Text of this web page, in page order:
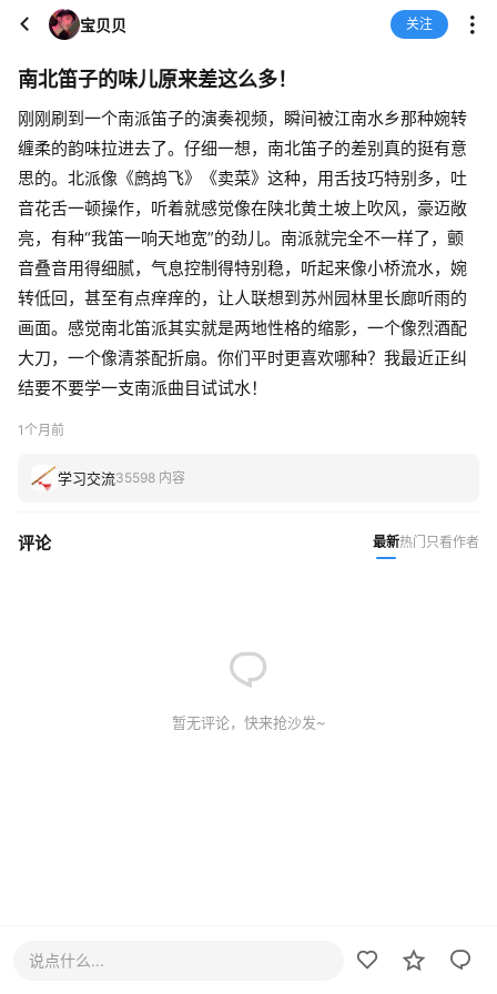
宝贝贝 关注
南北笛子的味儿原来差这么多！
刚刚刷到一个南派笛子的演奏视频，瞬间被江南水乡那种婉转
缠柔的韵味拉进去了。仔细一想，南北笛子的差别真的挺有意
思的。北派像《鹧鸪飞》《卖菜》这种，用舌技巧特别多，吐
音花舌一顿操作，听着就感觉像在陕北黄土坡上吹风，豪迈敞
亮，有种“我笛一响天地宽”的劲儿。南派就完全不一样了，颤
音叠音用得细腻，气息控制得特别稳，听起来像小桥流水，婉
转低回，甚至有点痒痒的，让人联想到苏州园林里长廊听雨的
画面。感觉南北笛派其实就是两地性格的缩影，一个像烈酒配
大刀，一个像清茶配折扇。你们平时更喜欢哪种？我最近正纠
结要不要学一支南派曲目试试水！
1个月前
学习交流35598 内容
评论 最新热门 只看作者
暂无评论，快来抢沙发~
说点什么...